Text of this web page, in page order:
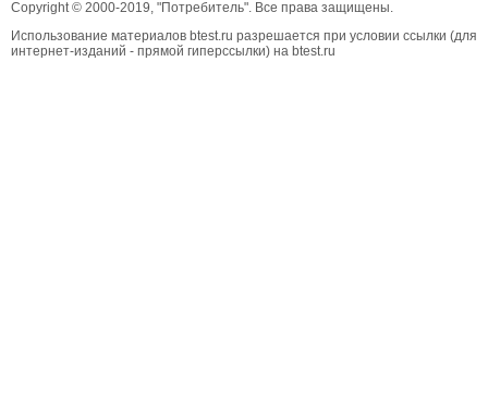
Copyright © 2000-2019, "Потребитель". Все права защищены.
Использование материалов btest.ru разрешается при условии ссылки (для
интернет-изданий - прямой гиперссылки) на btest.ru